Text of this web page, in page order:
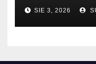
SIE 3, 2026